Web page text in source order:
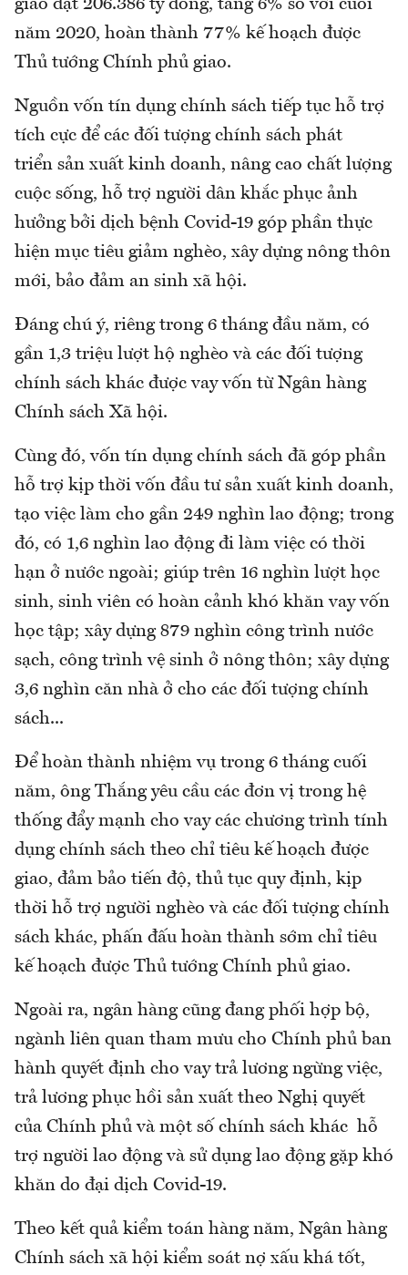
giao đạt 206.386 tỷ đồng, tăng 6% so với cuối
năm 2020, hoàn thành 77% kế hoạch được
Thủ tướng Chính phủ giao.
Nguồn vốn tín dụng chính sách tiếp tục hỗ trợ
tích cực để các đối tượng chính sách phát
triển sản xuất kinh doanh, nâng cao chất lượng
cuộc sống, hỗ trợ người dân khắc phục ảnh
hưởng bởi dịch bệnh Covid-19 góp phần thực
hiện mục tiêu giảm nghèo, xây dựng nông thôn
mới, bảo đảm an sinh xã hội.
Đáng chú ý, riêng trong 6 tháng đầu năm, có
gần 1,3 triệu lượt hộ nghèo và các đối tượng
chính sách khác được vay vốn từ Ngân hàng
Chính sách Xã hội.
Cùng đó, vốn tín dụng chính sách đã góp phần
hỗ trợ kịp thời vốn đầu tư sản xuất kinh doanh,
tạo việc làm cho gần 249 nghìn lao động; trong
đó, có 1,6 nghìn lao động đi làm việc có thời
hạn ở nước ngoài; giúp trên 16 nghìn lượt học
sinh, sinh viên có hoàn cảnh khó khăn vay vốn
học tập; xây dựng 879 nghìn công trình nước
sạch, công trình vệ sinh ở nông thôn; xây dựng
3,6 nghìn căn nhà ở cho các đối tượng chính
sách...
Để hoàn thành nhiệm vụ trong 6 tháng cuối
năm, ông Thắng yêu cầu các đơn vị trong hệ
thống đẩy mạnh cho vay các chương trình tính
dụng chính sách theo chỉ tiêu kế hoạch được
giao, đảm bảo tiến độ, thủ tục quy định, kịp
thời hỗ trợ người nghèo và các đối tượng chính
sách khác, phấn đấu hoàn thành sớm chỉ tiêu
kế hoạch được Thủ tướng Chính phủ giao.
Ngoài ra, ngân hàng cũng đang phối hợp bộ,
ngành liên quan tham mưu cho Chính phủ ban
hành quyết định cho vay trả lương ngừng việc,
trả lương phục hồi sản xuất theo Nghị quyết
của Chính phủ và một số chính sách khác hỗ
trợ người lao động và sử dụng lao động gặp khó
khăn do đại dịch Covid-19.
Theo kết quả kiểm toán hàng năm, Ngân hàng
Chính sách xã hội kiểm soát nợ xấu khá tốt,